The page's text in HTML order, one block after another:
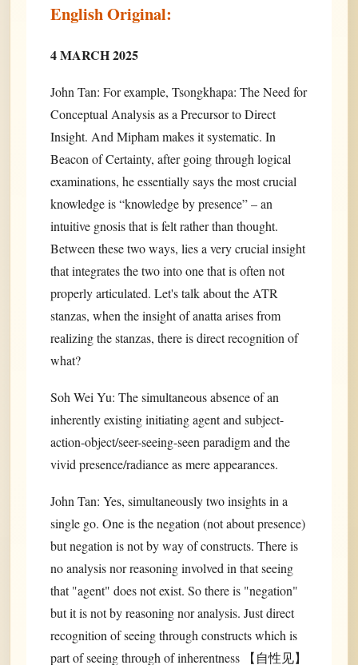
English Original:
4 MARCH 2025
John Tan: For example, Tsongkhapa: The Need for
Conceptual Analysis as a Precursor to Direct
Insight. And Mipham makes it systematic. In
Beacon of Certainty, after going through logical
examinations, he essentially says the most crucial
knowledge is “knowledge by presence” – an
intuitive gnosis that is felt rather than thought.
Between these two ways, lies a very crucial insight
that integrates the two into one that is often not
properly articulated. Let's talk about the ATR
stanzas, when the insight of anatta arises from
realizing the stanzas, there is direct recognition of
what?
Soh Wei Yu: The simultaneous absence of an
inherently existing initiating agent and subject-
action-object/seer-seeing-seen paradigm and the
vivid presence/radiance as mere appearances.
John Tan: Yes, simultaneously two insights in a
single go. One is the negation (not about presence)
but negation is not by way of constructs. There is
no analysis nor reasoning involved in that seeing
that "agent" does not exist. So there is "negation"
but it is not by reasoning nor analysis. Just direct
recognition of seeing through constructs which is
part of seeing through of inherentness 【自性见】